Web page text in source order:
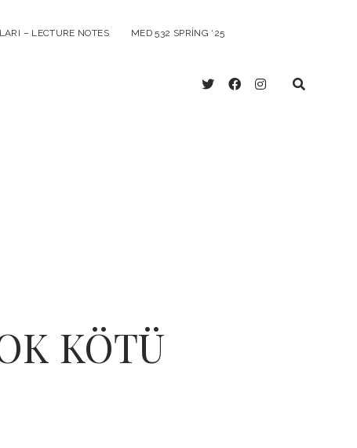
– LECTURE NOTES MED 532 SPRING ‘25
twitterfacebook
instagram
KÖTÜ